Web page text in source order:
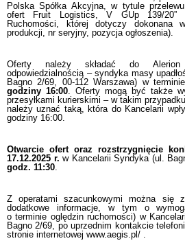
Polska Spółka Akcyjna, w tytule
ofert Fruit Logistics, V GUp 139/20”
Ruchomości, której dotyczy dokonana
produkcji, nr seryjny, pozycja ogłoszenia).
Oferty należy składać do
odpowiedzialnością – syndyka masy
Bagno 2/69, 00-112 Warszawa) w
godziny 16:00 . Oferty mogą być także
przesyłkami kurierskimi – w takim
należy uznać taką, która do Kancelarii
godziny 16:00.
Otwarcie ofert oraz rozstrzygnięcie
17.12.2025 r. w Kancelarii Syndyka (ul.
godz. 11:30
Z operatami szacunkowymi można się
dodatkowe informacje, w tym o
o terminie oględzin ruchomości) w
Bagno 2/69, po uprzednim kontakcie
stronie internetowej www.aegis.pl/ .